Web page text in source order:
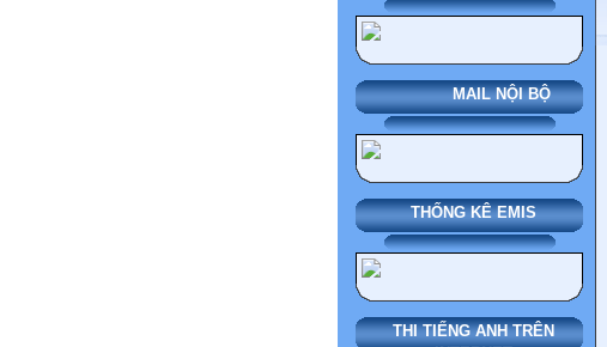
MAIL NỘI BỘ
THỐNG KÊ EMIS
THI TIẾNG ANH TRÊN